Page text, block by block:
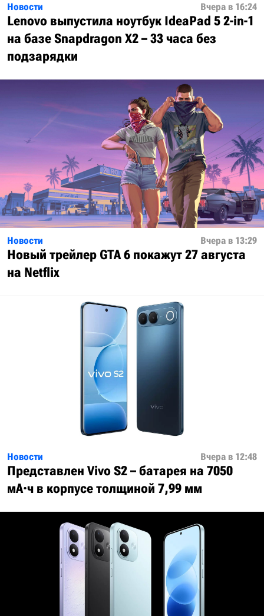
Новости Вчера в 16:24
Lenovo выпустила ноутбук IdeaPad 5 2-in-1
на базе Snapdragon X2 – 33 часа без
подзарядки
Новости Вчера в 13:29
Новый трейлер GTA 6 покажут 27 августа
на Netflix
Новости Вчера в 12:48
Представлен Vivo S2 – батарея на 7050
мА·ч в корпусе толщиной 7,99 мм